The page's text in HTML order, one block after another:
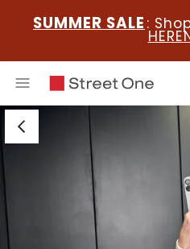
SUMMER SALE :